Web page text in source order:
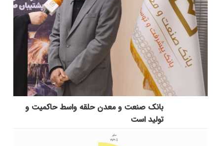
بانك صنعت و معدن حلقه واسط حاكمیت و
تولید است